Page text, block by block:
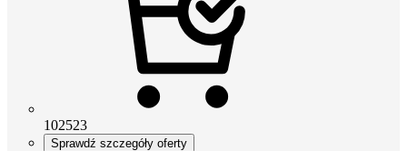
102523
Sprawdź szczegóły oferty